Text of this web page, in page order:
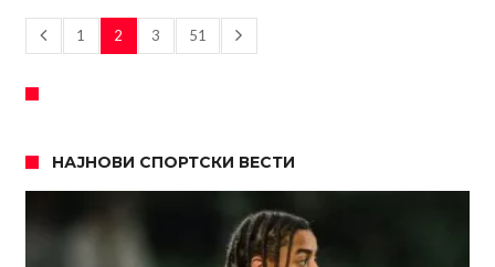
1 2 3 51
НАЈНОВИ СПОРТСКИ ВЕСТИ